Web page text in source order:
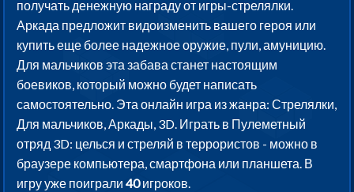
получать денежную награду от игры-стрелялки.
Аркада предложит видоизменить вашего героя или
купить еще более надежное оружие, пули, амуницию.
Для мальчиков эта забава станет настоящим
боевиков, который можно будет написать
самостоятельно. Эта онлайн игра из жанра: Стрелялки,
Для мальчиков, Аркады, 3D. Играть в Пулеметный
отряд 3D: целься и стреляй в террористов - можно в
браузере компьютера, смартфона или планшета. В
игру уже поиграли40игроков.